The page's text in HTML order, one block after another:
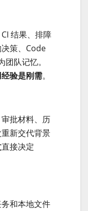
结果、排障
策、Code
队记忆。
验是刚需。
批材料、历
新交代背景
直接决定
和本地文件